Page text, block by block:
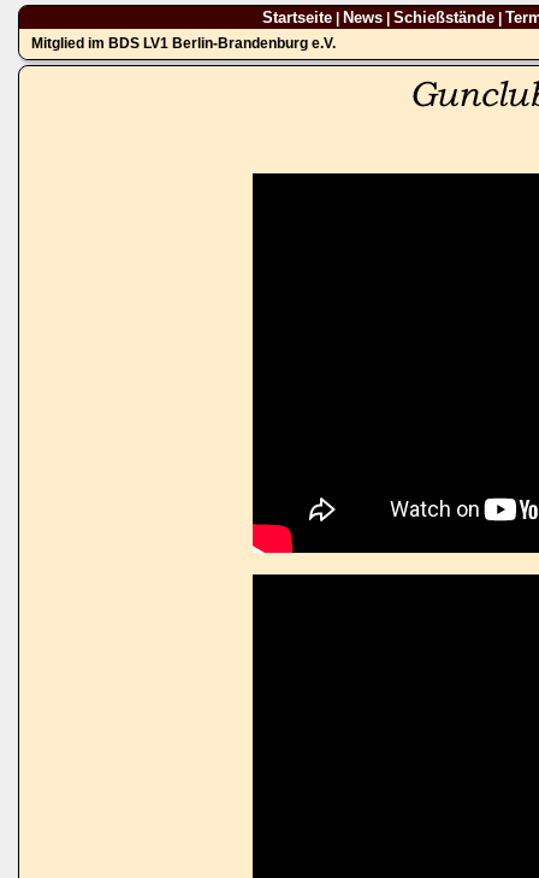
Startseite| News| Schießstände|
Mitglied im BDS LV1 Berlin-Brandenburg e.V.